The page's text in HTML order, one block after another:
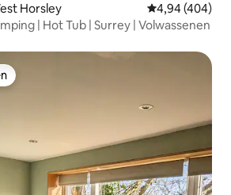
Horsley Gemiddelde
4,94 (404)
| Hot Tub | Surrey | Volwassenen